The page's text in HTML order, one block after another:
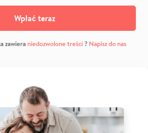
Wpłać teraz
zawiera niedozwolone treści? Napisz do nas